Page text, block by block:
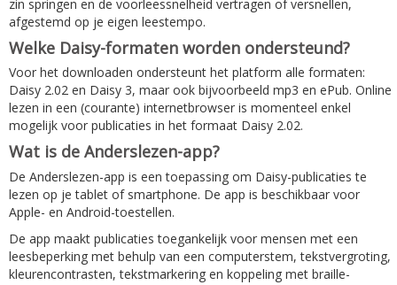
zin springen en de voorleessnelheid vertragen of versnellen,
afgestemd op je eigen leestempo.
Welke Daisy-formaten worden ondersteund?
Voor het downloaden ondersteunt het platform alle formaten:
Daisy 2.02 en Daisy 3, maar ook bijvoorbeeld mp3 en ePub. Online
lezen in een (courante) internetbrowser is momenteel enkel
mogelijk voor publicaties in het formaat Daisy 2.02.
Wat is de Anderslezen-app?
De Anderslezen-app is een toepassing om Daisy-publicaties te
lezen op je tablet of smartphone. De app is beschikbaar voor
Apple- en Android-toestellen.
De app maakt publicaties toegankelijk voor mensen met een
leesbeperking met behulp van een computerstem, tekstvergroting,
kleurencontrasten, tekstmarkering en koppeling met braille-